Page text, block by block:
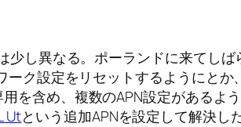
し異なる。ポーランドに来てし
ク設定をリセットするようにと
用を含め、複数のAPN設定があるよ
Utという追加APNを設定して解決した